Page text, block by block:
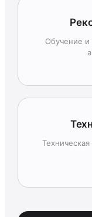
Обучение